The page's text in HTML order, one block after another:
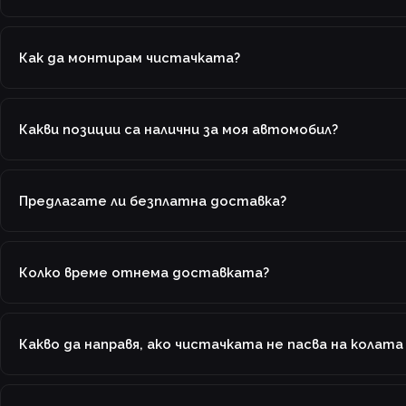
Как да монтирам чистачката?
Какви позиции са налични за моя автомобил?
Предлагате ли безплатна доставка?
Колко време отнема доставката?
Какво да направя, ако чистачката не пасва на колата